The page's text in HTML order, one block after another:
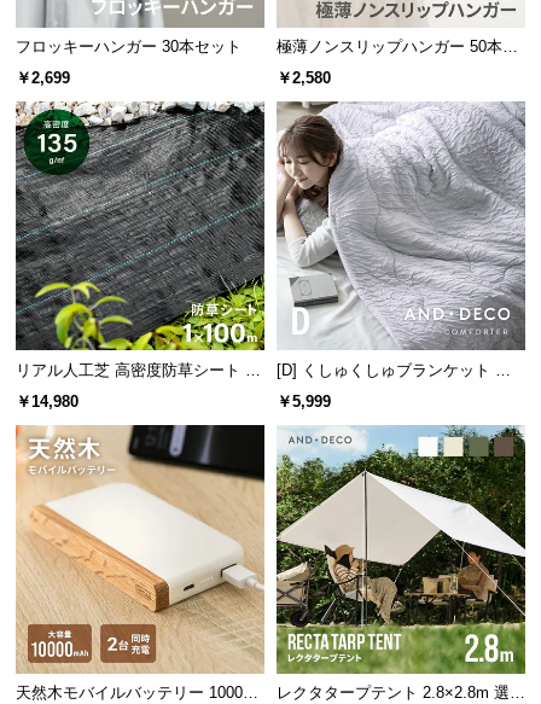
会
員
規
約
に
つ
い
て
お
客
様
ー
知
ら
せ
フロッキーハンガー 30本セット
￥2,699
極薄ノンスリップハンガー 50本セ
ット
￥2,580
リアル人工芝 高密度防草シート 1×
100m
￥14,980
[D] くしゅくしゅブランケット レ
ーヨン100% とろける肌触り
￥5,999
天然木モバイルバッテリー 10000m
レクタタープテント 2.8×2.8m 選べ